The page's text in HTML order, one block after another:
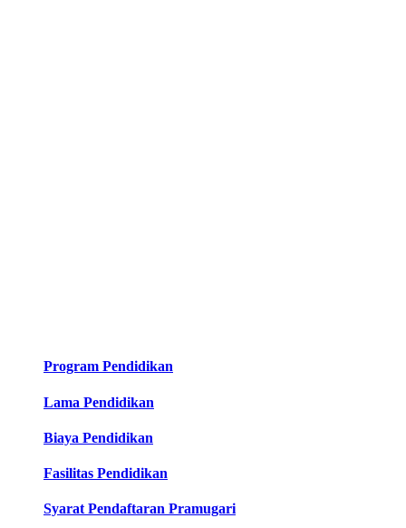
Program Pendidikan
Lama Pendidikan
Biaya Pendidikan
Fasilitas Pendidikan
Syarat Pendaftaran Pramugari